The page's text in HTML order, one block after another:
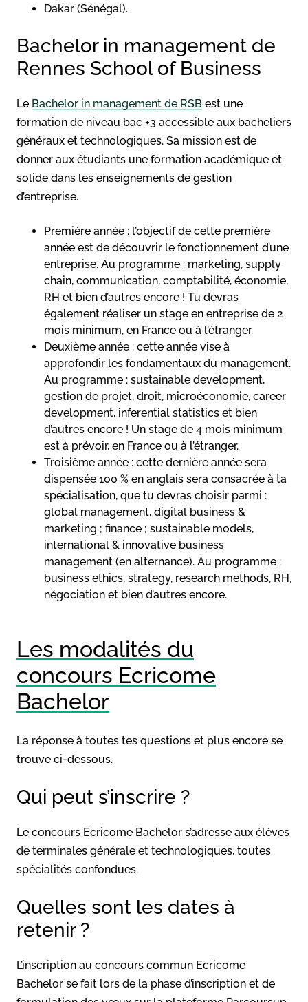
Dakar (Sénégal).
Bachelor in management de
Rennes School of Business
Le Bachelor in management de RSB est une
formation de niveau bac +3 accessible aux bacheliers
généraux et technologiques. Sa mission est de
donner aux étudiants une formation académique et
solide dans les enseignements de gestion
d’entreprise.
Première année : l’objectif de cette première
année est de découvrir le fonctionnement d’une
entreprise. Au programme : marketing, supply
chain, communication, comptabilité, économie,
RH et bien d’autres encore ! Tu devras
également réaliser un stage en entreprise de 2
mois minimum, en France ou à l’étranger.
Deuxième année : cette année vise à
approfondir les fondamentaux du management.
Au programme : sustainable development,
gestion de projet, droit, microéconomie, career
development, inferential statistics et bien
d’autres encore ! Un stage de 4 mois minimum
est à prévoir, en France ou à l’étranger.
Troisième année : cette dernière année sera
dispensée 100 % en anglais sera consacrée à ta
spécialisation, que tu devras choisir parmi :
global management, digital business &
marketing ; finance ; sustainable models,
international & innovative business
management (en alternance). Au programme :
business ethics, strategy, research methods, RH,
négociation et bien d’autres encore.
Les modalités du
concours Ecricome
Bachelor
La réponse à toutes tes questions et plus encore se
trouve ci-dessous.
Qui peut s’inscrire ?
Le concours Ecricome Bachelor s’adresse aux élèves
de terminales générale et technologiques, toutes
spécialités confondues.
Quelles sont les dates à
retenir ?
L’inscription au concours commun Ecricome
Bachelor se fait lors de la phase d’inscription et de